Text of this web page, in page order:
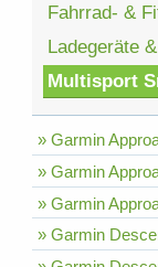
Fahrrad- &
Ladegeräte
Multisport
» Garmin
» Garmin
» Garmin
» Garmin